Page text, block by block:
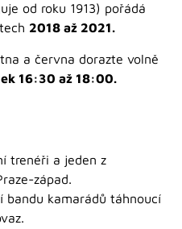
od roku 1913) pořádá
2018 až 2021.
a června dorazte volně
16:30 až 18:00.
trenéři a jeden z
západ.
kamarádů táhnoucí